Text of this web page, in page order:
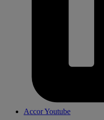
Accor Youtube